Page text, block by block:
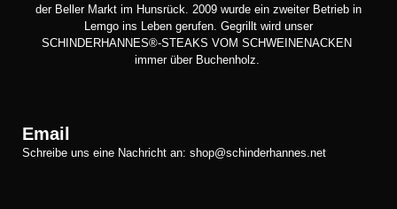
der Beller Markt im Hunsrück. 2009 wurde ein zweiter Betrieb in
Lemgo ins Leben gerufen. Gegrillt wird unser
SCHINDERHANNES®-STEAKS VOM SCHWEINENACKEN
immer über Buchenholz.
Email
Schreibe uns eine Nachricht an: shop@schinderhannes.net